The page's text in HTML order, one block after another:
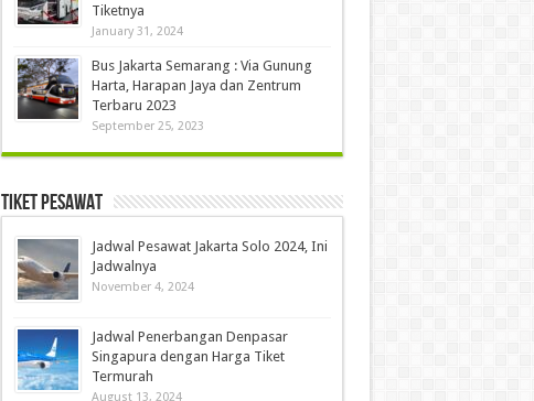
Tiketnya
January 31, 2024
Bus Jakarta Semarang : Via Gunung
Harta, Harapan Jaya dan Zentrum
Terbaru 2023
September 25, 2023
Tiket Pesawat
Jadwal Pesawat Jakarta Solo 2024, Ini
Jadwalnya
November 4, 2024
Jadwal Penerbangan Denpasar
Singapura dengan Harga Tiket
Termurah
August 13, 2024